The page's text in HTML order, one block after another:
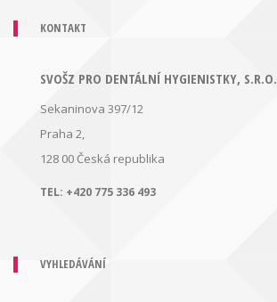
KONTAKT
SVOŠZ PRO DENTÁLNÍ HYGIENISTKY, S.R.O.
Sekaninova 397/12
Praha 2,
128 00 Česká republika
TEL: +420 775 336 493
VYHLEDÁVÁNÍ